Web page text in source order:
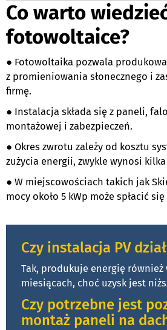
Co warto
fotowoltaice?
● Fotowoltaika pozwala
z promieniowania słonecznego i
firmę.
● Instalacja składa się z paneli,
montażowej i zabezpieczeń.
● Okres zwrotu zależy od kosztu
zużycia energii, zwykle wynosi
● W miejscowościach takich jak
mocy około 5 kWp może spłacić
Czy instalacja PV
Tak, produkuje energię również
miesiącach, choć uzysk jest
Czy potrzebne jest
montaż paneli na